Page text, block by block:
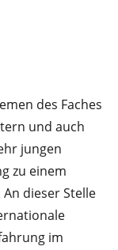
des Faches
und auch
jungen
zu einem
An dieser Stelle
im